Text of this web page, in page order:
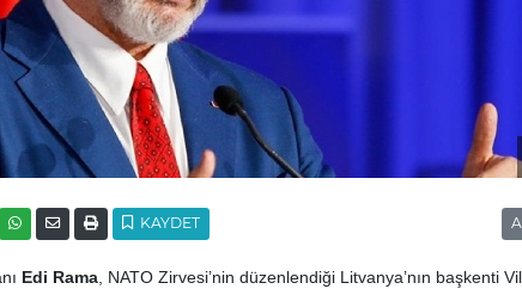
KAYDET A
Edi Rama, NATO Zirvesi’nin düzenlendiği Litvanya’nın başkenti